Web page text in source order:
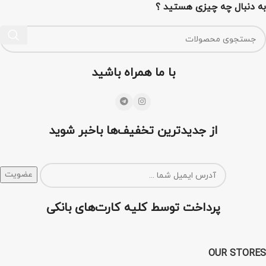
به دنبال چه چیزی هستید ؟
با ما همراه باشید
از جدیدترین تخفیف‌ها باخبر شوید
پرداخت توسط کلیه کارت‌های بانکی
OUR STORES